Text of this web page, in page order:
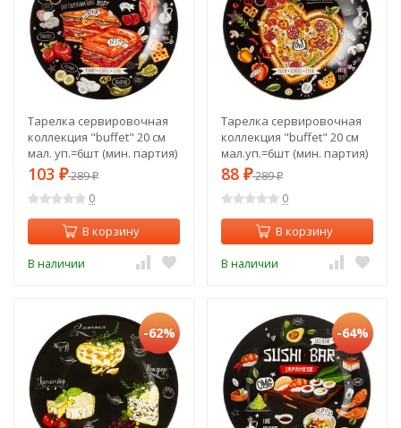
Тарелка сервировочная
коллекция "buffet" 20 см
мал. уп.=6шт (мин. партия)
Lefard (198-252)
103 ₽289₽
0
В корзину
В наличии
Тарелка сервировочная
коллекция "buffet" 20 см
мал.уп.=6шт (мин. партия)
Lefard (198-250)
88 ₽289₽
0
В корзину
В наличии
-62% -64%